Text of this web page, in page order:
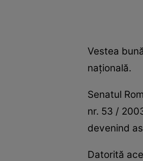
Vestea
naţională.
Senatul
nr. 53 /
devenind
Datorită